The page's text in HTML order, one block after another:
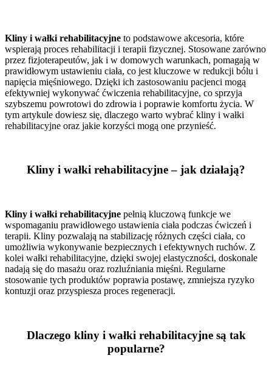
Kliny i wałki rehabilitacyjne to podstawowe akcesoria, które
wspierają proces rehabilitacji i terapii fizycznej. Stosowane zarówno
przez fizjoterapeutów, jak i w domowych warunkach, pomagają w
prawidłowym ustawieniu ciała, co jest kluczowe w redukcji bólu i
napięcia mięśniowego. Dzięki ich zastosowaniu pacjenci mogą
efektywniej wykonywać ćwiczenia rehabilitacyjne, co sprzyja
szybszemu powrotowi do zdrowia i poprawie komfortu życia. W
tym artykule dowiesz się, dlaczego warto wybrać kliny i wałki
rehabilitacyjne oraz jakie korzyści mogą one przynieść.
Kliny i wałki rehabilitacyjne – jak działają?
Kliny i wałki rehabilitacyjne pełnią kluczową funkcje we
wspomaganiu prawidłowego ustawienia ciała podczas ćwiczeń i
terapii. Kliny pozwalają na stabilizację różnych części ciała, co
umożliwia wykonywanie bezpiecznych i efektywnych ruchów. Z
kolei wałki rehabilitacyjne, dzięki swojej elastyczności, doskonale
nadają się do masażu oraz rozluźniania mięśni. Regularne
stosowanie tych produktów poprawia postawę, zmniejsza ryzyko
kontuzji oraz przyspiesza proces regeneracji.
Dlaczego kliny i wałki rehabilitacyjne są tak
popularne?